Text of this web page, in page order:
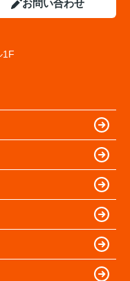
お問い合わせ
1F